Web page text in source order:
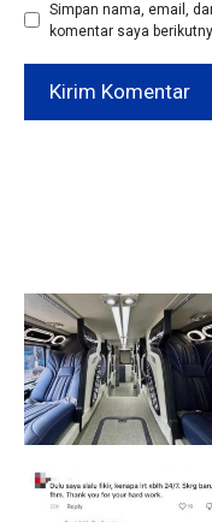
Simpan nama, email,
komentar saya